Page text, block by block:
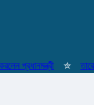
✮ তারেক